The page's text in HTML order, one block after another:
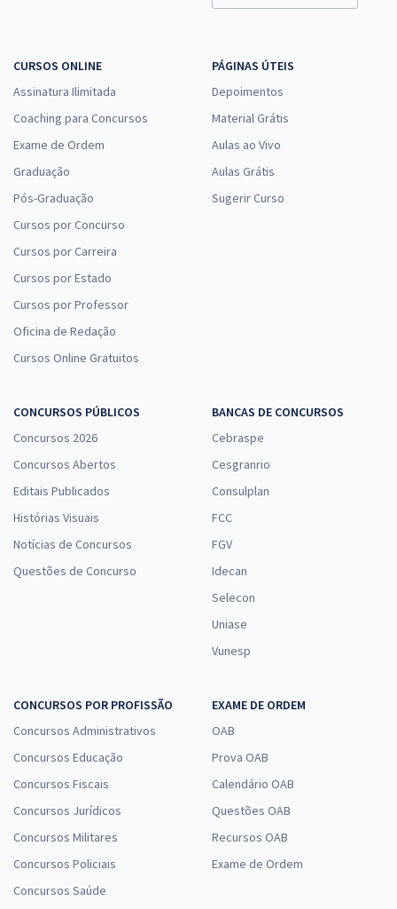
CURSOS ONLINE
Assinatura Ilimitada
Coaching para Concursos
Exame de Ordem
Graduação
Pós-Graduação
Cursos por Concurso
Cursos por Carreira
Cursos por Estado
Cursos por Professor
Oficina de Redação
Cursos Online Gratuitos
PÁGINAS ÚTEIS
Depoimentos
Material Grátis
Aulas ao Vivo
Aulas Grátis
Sugerir Curso
CONCURSOS PÚBLICOS
Concursos 2026
Concursos Abertos
Editais Publicados
Histórias Visuais
Notícias de Concursos
Questões de Concurso
BANCAS DE CONCURSOS
Cebraspe
Cesgranrio
Consulplan
FCC
FGV
Idecan
Selecon
Uniase
Vunesp
CONCURSOS POR PROFISSÃO
Concursos Administrativos
Concursos Educação
Concursos Fiscais
Concursos Jurídicos
Concursos Militares
Concursos Policiais
Concursos Saúde
EXAME DE ORDEM
OAB
Prova OAB
Calendário OAB
Questões OAB
Recursos OAB
Exame de Ordem